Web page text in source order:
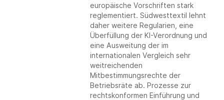
europäische Vorschriften stark
reglementiert. Südwesttextil lehnt
daher weitere Regularien, eine
Überfüllung der KI-Verordnung und
eine Ausweitung der im
internationalen Vergleich sehr
weitreichenden
Mitbestimmungsrechte der
Betriebsräte ab. Prozesse zur
rechtskonformen Einführung und